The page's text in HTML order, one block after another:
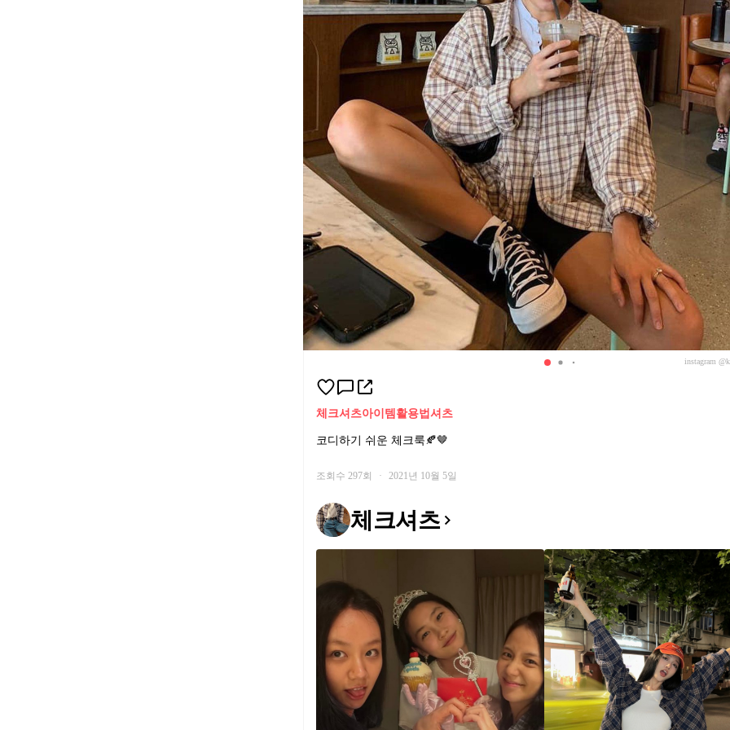
instagram
체크셔츠아이템활용법 셔츠
코디하기 쉬운 체크룩🍂🤎
조회수 297회 · 2021년 10월 5일
체크셔츠